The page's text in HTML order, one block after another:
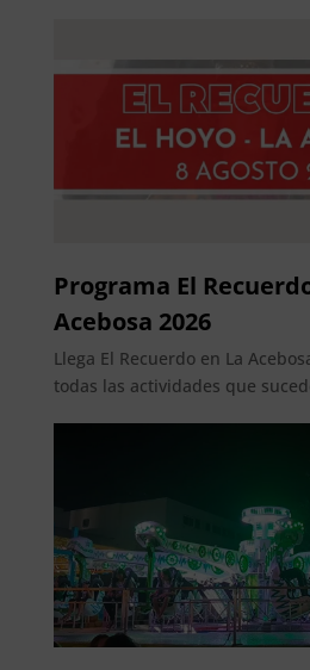
Programa El
Acebosa 2026
Llega El Recuerdo en La
todas las actividades que